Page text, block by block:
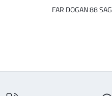
FAR DOGAN 88 SAG